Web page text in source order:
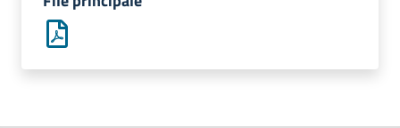
Tutelare
l'Impresa
il